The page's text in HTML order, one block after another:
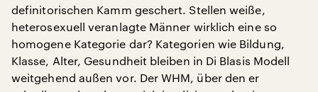
definitorischen Kamm geschert. Stellen weiße,
heterosexuell veranlagte Männer wirklich eine so
homogene Kategorie dar? Kategorien wie Bildung,
Klasse, Alter, Gesundheit bleiben in Di Blasis Modell
weitgehend außen vor. Der WHM, über den er